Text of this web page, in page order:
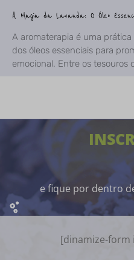
A Magia da Lavanda: O Óleo
A aromaterapia é uma
dos óleos essenciais para
emocional. Entre os tesouros
e fique por dentro
[dinamize-form